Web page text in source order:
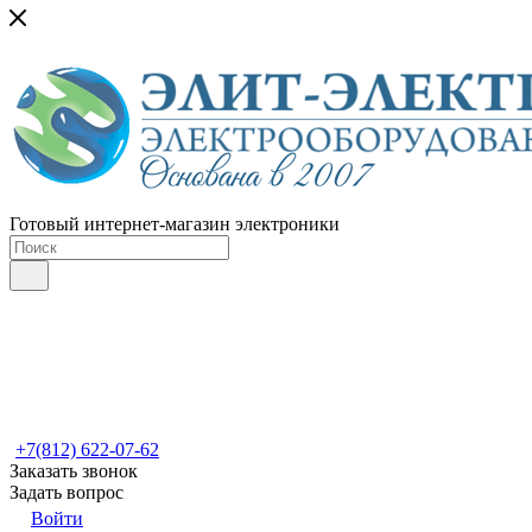
Готовый интернет-магазин электроники
+7(812) 622-07-62
Заказать звонок
Задать вопрос
Войти